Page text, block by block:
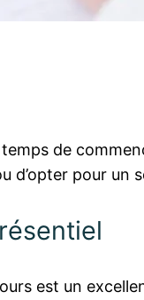
de
d’opter pour un
est un